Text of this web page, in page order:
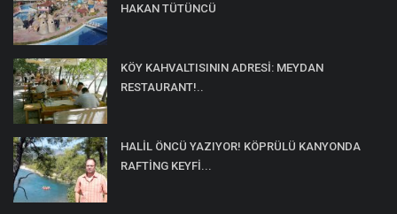
HAKAN TÜTÜNCÜ
KÖY KAHVALTISININ ADRESİ: MEYDAN
RESTAURANT!..
HALİL ÖNCÜ YAZIYOR! KÖPRÜLÜ KANYONDA
RAFTİNG KEYFİ...